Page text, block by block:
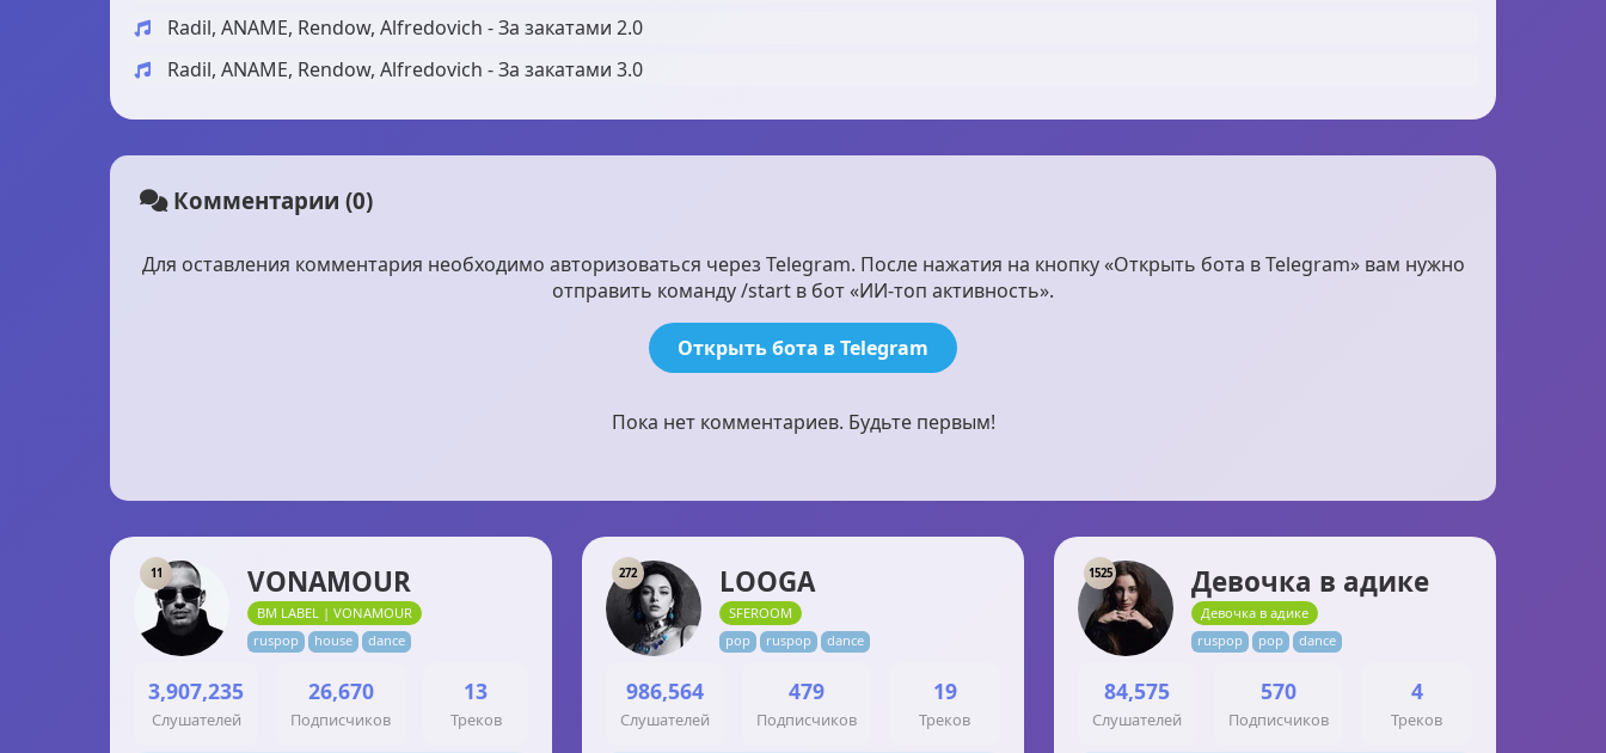
Radil, ANAME, Rendow, Alfredovich - За закатами 2.0
Radil, ANAME, Rendow, Alfredovich - За закатами 3.0
Комментарии (0)
Для оставления комментария необходимо авторизоваться через Telegram. После нажатия на кнопку «Открыть бота в Telegram» вам нужно
отправить команду /start в бот «ИИ-топ активность».
Открыть бота в Telegram
Пока нет комментариев. Будьте первым!
11 VONAMOUR
BM LABEL | VONAMOUR
ruspop
house dance
3,907,235
Слушателей
26,670
Подписчиков
13
Треков
272 LOOGA
SFEROOM
pop
ruspop dance
986,564
Слушателей
479
Подписчиков
19
Треков
1525 Девочка в адике
Девочка в адике
ruspop
pop dance
84,575
Слушателей
570
Подписчиков
4
Треков